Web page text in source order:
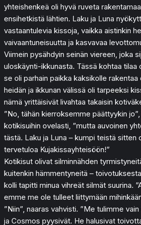
yhteishenkeä oli hyvä ruveta
ensihetkistä lähtien. Laku ja Luna
vastaantulevia kissoja, vaikka aistinkin
vaivaantuneisuutta ja kasvavaa
Viimein pysähdyin seinän viereen, joka
uloskäynti-ikkunasta. Tässä kohtaa tilaa
se oli parhain paikka kaksikolle
heidän ja ikkunan välissä oli tarpeeksi
nämä yrittäisivät livahtaa takaisin
”No, tähän kierroksemme päättyykin
kotikisuihin ovelasti, ”mutta auvoinen
tästä. Laku ja Luna – kumpi teistä sitten
tervetuloa Kujakissayhteisöön!”
Kotikisut olivat silminnähden
kuitenkin hämmentyneitä –
kolli tapitti minua vihreät silmät suurina.
emme me ole tulleet liittymään
”Niin”, naaras vahvisti. ”Me tulimme
ja Cosmos pyysivät. He halusivat